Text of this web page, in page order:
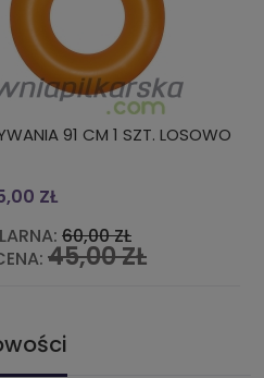
91 CM 1 SZT. LOSOWO
ZŁ
60,00 ZŁ
45,00 ZŁ